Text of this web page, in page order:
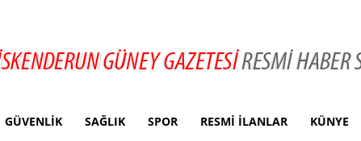
GÜVENLIK SAĞLIK SPOR RESMI İLANLAR KÜNYE